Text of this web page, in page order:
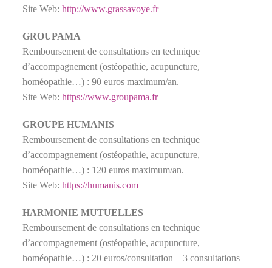
Site Web:http://www.grassavoye.fr
GROUPAMA
Remboursement de consultations en technique
d’accompagnement (ostéopathie, acupuncture,
homéopathie…) : 90 euros maximum/an.
Site Web:https://www.groupama.fr
GROUPE HUMANIS
Remboursement de consultations en technique
d’accompagnement (ostéopathie, acupuncture,
homéopathie…) : 120 euros maximum/an.
Site Web:https://humanis.com
HARMONIE MUTUELLES
Remboursement de consultations en technique
d’accompagnement (ostéopathie, acupuncture,
homéopathie…) : 20 euros/consultation – 3 consultations